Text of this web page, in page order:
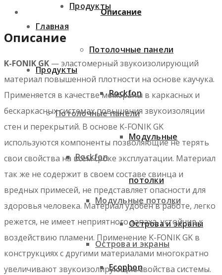
Главная
Продукты
Потолочные панели
Rockfon
Модульные потолки
Острова и экраны
Продукты
Потолочные панели
Rockfon
Модульные
потолки
Острова и экраны
Ecophon
Описание
Описание
K-FONIK GK — эластомерный звукоизолирующий
материал повышенной плотности на основе каучука.
Применяется в качестве мембраны в каркасных и
бескаркасных системах повышения звукоизоляции
стен и перекрытий. В основе K-FONIK GK
используются компоненты позволяющие не терять
свои свойства на всём сроке эксплуатации. Материал
так же не содержит в своем составе свинца и
вредных примесей, не представляет опасности для
здоровья человека. Материал удобен в работе, легко
режется, не имеет неприятного запаха, устойчив к
воздействию пламени. Применение K-FONIK GK в
конструкциях с другими материалами многократно
увеличивают звукоизолирующие свойства системы.